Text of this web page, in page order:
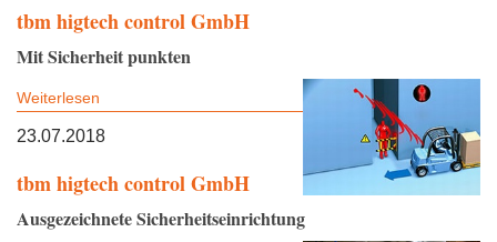
tbm higtech control GmbH
Mit Sicherheit punkten
Weiterlesen
23.07.2018
tbm higtech control GmbH
Ausgezeichnete Sicherheitseinrichtung